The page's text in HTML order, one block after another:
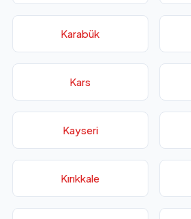
Karabük
Kars
Kayseri
Kırıkkale